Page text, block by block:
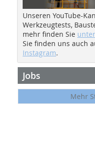
Unseren YouTube-
Werkzeugtests,
mehr finden Sie
Sie finden uns auch
Instagram.
Jobs
Mehr